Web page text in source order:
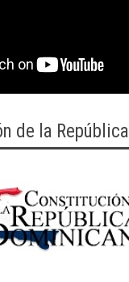
de la República